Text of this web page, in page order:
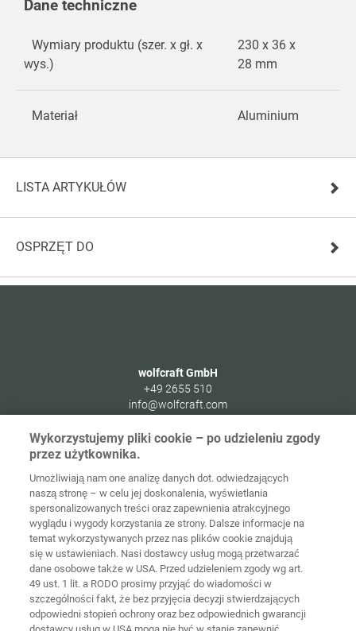
Dane techniczne
Wymiary produktu (szer. x gł. x
wys.)
230 x 36 x
28 mm
Materiał Aluminium
LISTA ARTYKUŁÓW
OSPRZĘT DO
wolfcraft GmbH
+49 2655 510
info@wolfcraft.com
56746Kempenich
Strona
główna Kontakt Nota prawna
Ochrona
danych
Ogólne
warunki
handlowe
Polityka
cookie Logowanie
Wykorzystujemy pliki cookie – po udzieleniu zgody
przez użytkownika.
Umożliwiają nam one analizę danych dot. odwiedzających
naszą stronę – w celu jej doskonalenia, wyświetlania
spersonalizowanych treści oraz zapewnienia atrakcyjnego
wyglądu i wygody korzystania ze strony. Dalsze informacje na
temat wykorzystywanych przez nas plików cookie znajdują
się w ustawieniach. Nasi dostawcy usług mogą przetwarzać
dane osobowe także w USA. Przed udzieleniem zgody wg art.
49 ust. 1 lit. a RODO prosimy przyjąć do wiadomości w
szczególności fakt, że bez przyjęcia decyzji stwierdzających
odpowiedni stopień ochrony oraz bez odpowiednich gwarancji